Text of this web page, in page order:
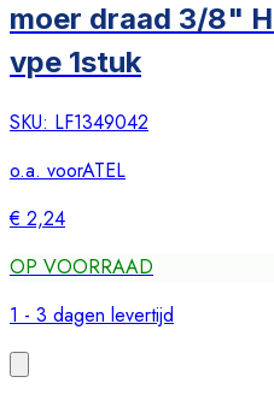
moer draad 3/8"
vpe 1stuk
SKU: LF1349042
o.a. voorATEL
€ 2,24
OP VOORRAAD
1 - 3 dagen levertijd